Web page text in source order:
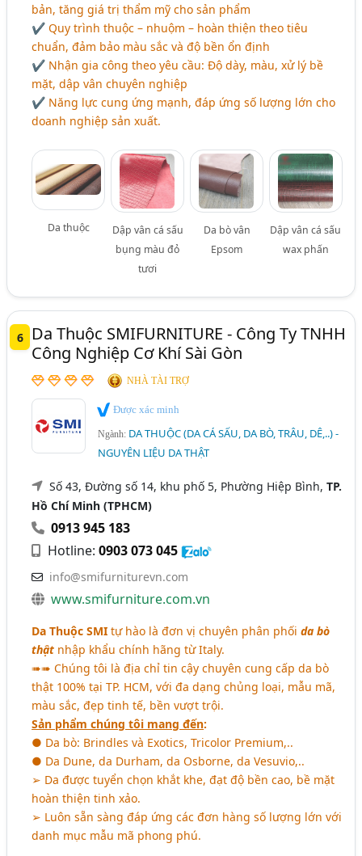
bản, tăng giá trị thẩm mỹ cho sản phẩm
✔ Quy trình thuộc – nhuộm – hoàn thiện theo tiêu
chuẩn, đảm bảo màu sắc và độ bền ổn định
✔ Nhận gia công theo yêu cầu: Độ dày, màu, xử lý bề
mặt, dập vân chuyên nghiệp
✔ Năng lực cung ứng mạnh, đáp ứng số lượng lớn cho
doanh nghiệp sản xuất.
Da thuộc
Dập vân cá sấu
bụng màu đỏ
tươi
Da bò vân
Epsom
Dập vân cá sấu
wax phấn
6
Da Thuộc SMIFURNITURE - Công Ty TNHH
Công Nghiệp Cơ Khí Sài Gòn
NHÀ TÀI TRỢ
Được xác minh
Ngành: DA THUỘC (DA CÁ SẤU, DA BÒ, TRÂU, DÊ,..) -
NGUYÊN LIỆU DA THẬT
Số 43, Đường số 14, khu phố 5, Phường Hiệp Bình,TP.
Hồ Chí Minh (TPHCM)
0913 945 183
Hotline:0903 073 045
info@smifurniturevn.com
www.smifurniture.com.vn
Da Thuộc SMI tự hào là đơn vị chuyên phân phốida bò
thật nhập khẩu chính hãng từ Italy.
➠➠ Chúng tôi là địa chỉ tin cậy chuyên cung cấp da bò
thật 100% tại TP. HCM, với đa dạng chủng loại, mẫu mã,
màu sắc, đẹp tinh tế, bền vượt trội.
Sản phẩm chúng tôi mang đến:
● Da bò: Brindles và Exotics, Tricolor Premium,..
● Da Dune, da Durham, da Osborne, da Vesuvio,..
➢ Da được tuyển chọn khắt khe, đạt độ bền cao, bề mặt
hoàn thiện tinh xảo.
➢ Luôn sẵn sàng đáp ứng các đơn hàng số lượng lớn với
danh mục mẫu mã phong phú.